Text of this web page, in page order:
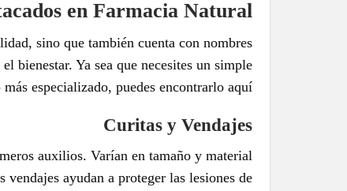
en Farmacia Natural
sino que también cuenta con nombres
bienestar. Ya sea que necesites un simple
especializado, puedes encontrarlo aquí.
Curitas y Vendajes
auxilios. Varían en tamaño y material
vendajes ayudan a proteger las lesiones de